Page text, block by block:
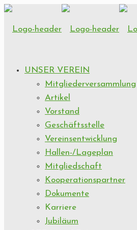
UNSER VEREIN
Mitgliederversammlung
Artikel
Vorstand
Geschäftsstelle
Vereinsentwicklung
Hallen-/Lageplan
Mitgliedschaft
Kooperationspartner
Dokumente
Karriere
Jubiläum